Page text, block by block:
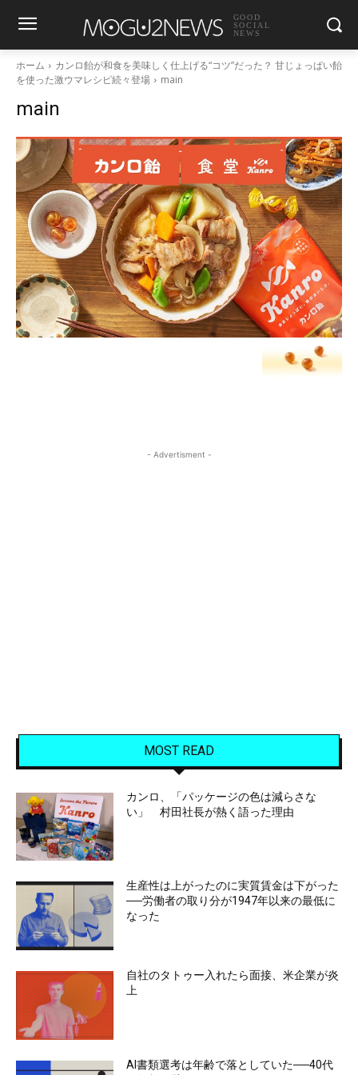
GOOD
SOCIAL
NEWS
ホーム
カンロ飴が和食を美味しく仕上げる“コツ”だった？ 甘じょっぱい飴
を使った激ウマレシピ続々登場
main
main
- Advertisment -
MOST READ
カンロ、「パッケージの色は減らさな
い」 村田社長が熱く語った理由
生産性は上がったのに実質賃金は下がった
──労働者の取り分が1947年以来の最低に
なった
自社のタトゥー入れたら面接、米企業が炎
上
AI書類選考は年齢で落としていた──40代